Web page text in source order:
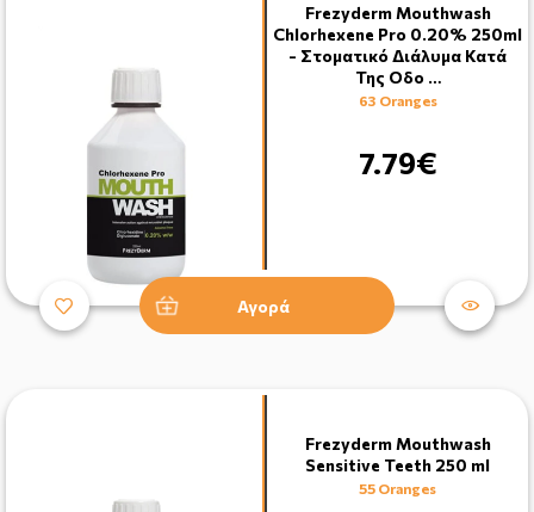
Frezyderm Mouthwash
Chlorhexene Pro 0.20% 250ml
- Στοματικό Διάλυμα Κατά
Της Οδο …
63 Oranges
7.79€
Αγορά
Frezyderm Mouthwash
Sensitive Teeth 250 ml
55 Oranges